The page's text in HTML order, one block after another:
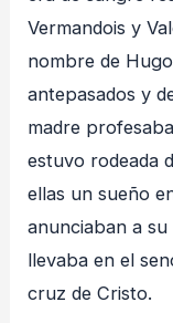
Vermandois y
nombre de
antepasados y
madre
estuvo rodeada
ellas un sueño
anunciaban a
llevaba en el
cruz de Cristo.